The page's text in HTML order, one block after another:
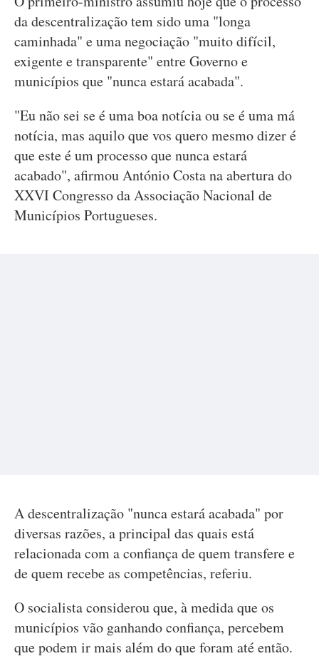
da descentralização tem sido uma "longa
caminhada" e uma negociação "muito difícil,
exigente e transparente" entre Governo e
municípios que "nunca estará acabada".
"Eu não sei se é uma boa notícia ou se é uma má
notícia, mas aquilo que vos quero mesmo dizer é
que este é um processo que nunca estará
acabado", afirmou António Costa na abertura do
XXVI Congresso da Associação Nacional de
Municípios Portugueses.
A descentralização "nunca estará acabada" por
diversas razões, a principal das quais está
relacionada com a confiança de quem transfere e
de quem recebe as competências, referiu.
O socialista considerou que, à medida que os
municípios vão ganhando confiança, percebem
que podem ir mais além do que foram até então.